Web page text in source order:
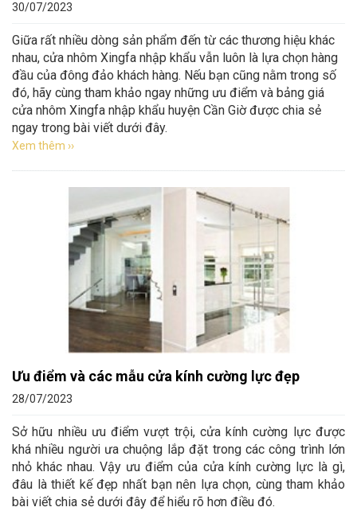
30/07/2023
Giữa rất nhiều dòng sản phẩm đến từ các thương hiệu khác
nhau, cửa nhôm Xingfa nhập khẩu vẫn luôn là lựa chọn hàng
đầu của đông đảo khách hàng. Nếu bạn cũng nằm trong số
đó, hãy cùng tham khảo ngay những ưu điểm và bảng giá
cửa nhôm Xingfa nhập khẩu huyện Cần Giờ được chia sẻ
ngay trong bài viết dưới đây.
Xem thêm ››
Ưu điểm và các mẫu cửa kính cường lực đẹp
28/07/2023
Sở hữu nhiều ưu điểm vượt trội, cửa kính cường lực được
khá nhiều người ưa chuộng lắp đặt trong các công trình lớn
nhỏ khác nhau. Vậy ưu điểm của cửa kính cường lực là gì,
đâu là thiết kế đẹp nhất bạn nên lựa chọn, cùng tham khảo
bài viết chia sẻ dưới đây để hiểu rõ hơn điều đó.